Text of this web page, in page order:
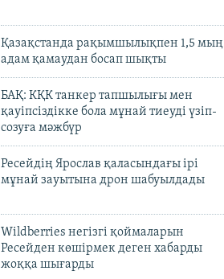
Қазақстанда рақымшылықпен 1,5 мың
адам қамаудан босап шықты
БАҚ: КҚК танкер тапшылығы мен
қауіпсіздікке бола мұнай тиеуді үзіп-
созуға мәжбүр
Ресейдің Ярослав қаласындағы ірі
мұнай зауытына дрон шабуылдады
Wildberries негізгі қоймаларын
Ресейден көшірмек деген хабарды
жоққа шығарды